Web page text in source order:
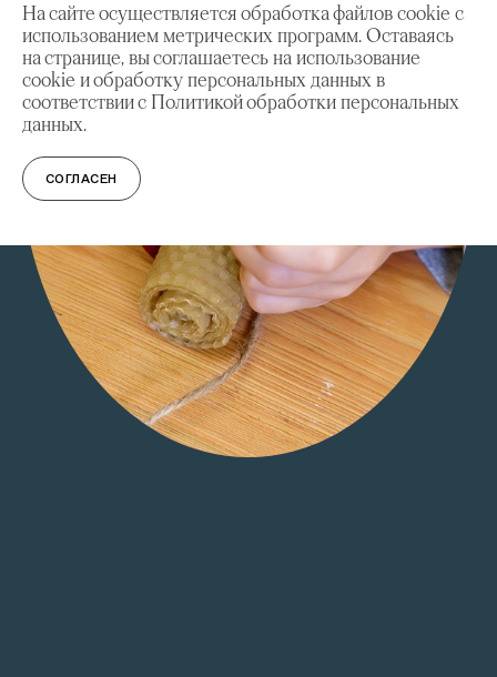
На сайте осуществляется обработка файлов cookie с
использованием метрических программ. Оставаясь
на странице, вы соглашаетесь на использование
cookie и обработку персональных данных в
соответствии с Политикой обработки персональных
данных.
СОГЛАСЕН